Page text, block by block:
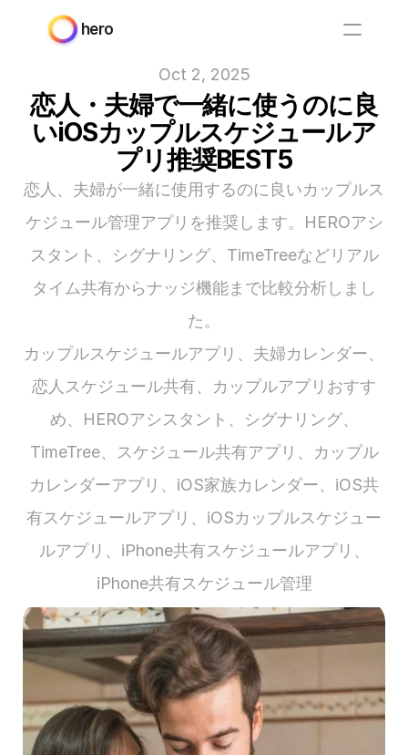
hero
Oct 2, 2025
恋人・夫婦で一緒に使うのに良
いiOSカップルスケジュールア
プリ推奨BEST5
恋人、夫婦が一緒に使用するのに良いカップルス
ケジュール管理アプリを推奨します。HEROアシ
スタント、シグナリング、TimeTreeなどリアル
タイム共有からナッジ機能まで比較分析しまし
た。
カップルスケジュールアプリ、夫婦カレンダー、
恋人スケジュール共有、カップルアプリおすす
め、HEROアシスタント、シグナリング、
TimeTree、スケジュール共有アプリ、カップル
カレンダーアプリ、iOS家族カレンダー、iOS共
有スケジュールアプリ、iOSカップルスケジュー
ルアプリ、iPhone共有スケジュールアプリ、
iPhone共有スケジュール管理